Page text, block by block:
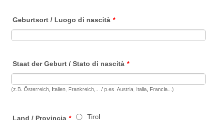
Geburtsort / Luogo di nascità *
Staat der Geburt / Stato di nascità *
(z.B. Österreich, Italien, Frankreich,... / p.es. Austria, Italia, Francia...)
Land / Provincia * Tirol